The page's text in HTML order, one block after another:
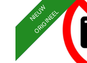
NIEUW
ORIGINEEL